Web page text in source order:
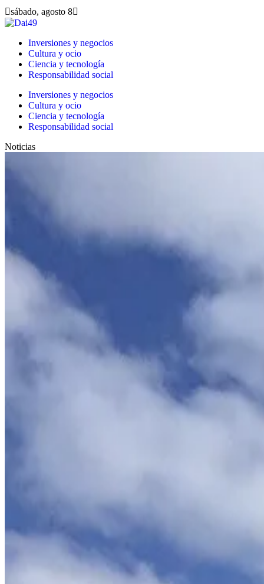
sábado, agosto 8
Inversiones y negocios
Cultura y ocio
Ciencia y tecnología
Responsabilidad social
Inversiones y negocios
Cultura y ocio
Ciencia y tecnología
Responsabilidad social
Noticias